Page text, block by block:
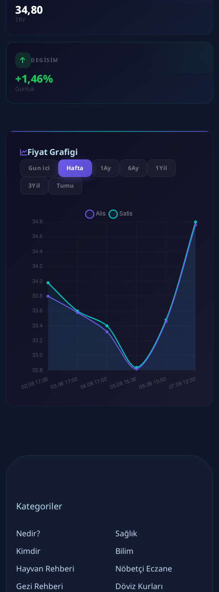
34,80
TRY
DEGISIM
+1,46%
Gunluk
Fiyat Grafigi
Gun ici Hafta 1Ay 6Ay 1Yil
3Yil Tumu
Kategoriler
Nedir?
Kimdir
Hayvan Rehberi
Gezi Rehberi
Sağlık
Bilim
Nöbetçi Eczane
Döviz Kurları